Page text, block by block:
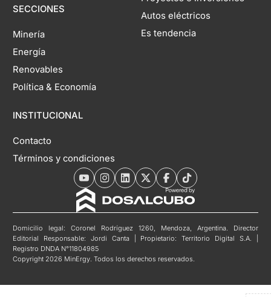
SECCIONES
Minería
Energía
Renovables
Política & Economía
INSTITUCIONAL
Contacto
Términos y condiciones
Autos eléctricos
Es tendencia
Domicilio legal: Coronel Rodríguez 1260, Mendoza, Argentina. Director
Editorial Responsable: Jordi Canta | Propietario: Territorio Digital S.A. |
Registro DNDA N°11804985
Copyright 2026 MinErgy. Todos los derechos reservados.